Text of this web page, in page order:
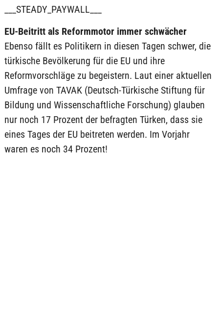
___STEADY_PAYWALL___
EU-Beitritt als Reformmotor immer schwächer
Ebenso fällt es Politikern in diesen Tagen schwer, die
türkische Bevölkerung für die EU und ihre
Reformvorschläge zu begeistern. Laut einer aktuellen
Umfrage von TAVAK (Deutsch-Türkische Stiftung für
Bildung und Wissenschaftliche Forschung) glauben
nur noch 17 Prozent der befragten Türken, dass sie
eines Tages der EU beitreten werden. Im Vorjahr
waren es noch 34 Prozent!